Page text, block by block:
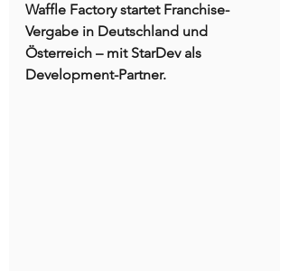
Waffle Factory startet Franchise-
Vergabe in Deutschland und
Österreich – mit StarDev als
Development-Partner.